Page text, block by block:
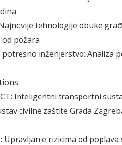
tehnologije obuke
od požara
inženjerstvo: Analiza
Inteligentni transportni
civilne zaštite Grada
Upravljanje rizicima od poplava